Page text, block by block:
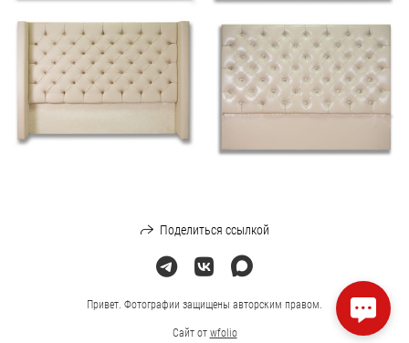
Поделиться ссылкой
Привет. Фотографии защищены авторским правом.
Сайт от wfolio